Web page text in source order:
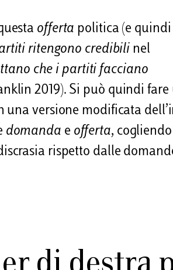
offerta politica (e
ritengono credibili nel
che i partiti facciano
2019). Si può quindi fare
versione modificata
domanda e offerta,
rispetto dalle
di destra